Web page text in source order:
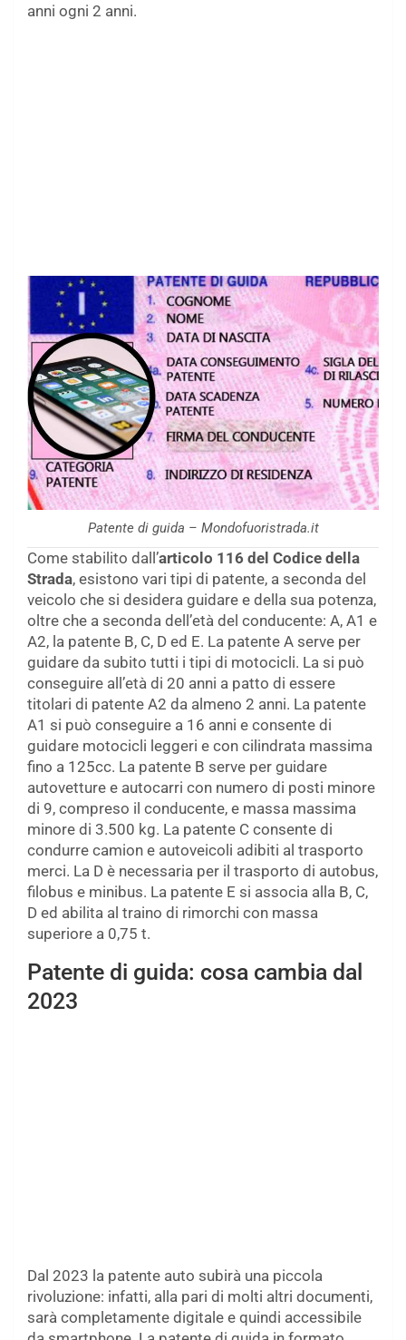
anni ogni 2 anni.
Patente di guida – Mondofuoristrada.it
Come stabilito dall’articolo 116 del Codice della
Strada, esistono vari tipi di patente, a seconda del
veicolo che si desidera guidare e della sua potenza,
oltre che a seconda dell’età del conducente: A, A1 e
A2, la patente B, C, D ed E. La patente A serve per
guidare da subito tutti i tipi di motocicli. La si può
conseguire all’età di 20 anni a patto di essere
titolari di patente A2 da almeno 2 anni. La patente
A1 si può conseguire a 16 anni e consente di
guidare motocicli leggeri e con cilindrata massima
fino a 125cc. La patente B serve per guidare
autovetture e autocarri con numero di posti minore
di 9, compreso il conducente, e massa massima
minore di 3.500 kg. La patente C consente di
condurre camion e autoveicoli adibiti al trasporto
merci. La D è necessaria per il trasporto di autobus,
filobus e minibus. La patente E si associa alla B, C,
D ed abilita al traino di rimorchi con massa
superiore a 0,75 t.
Patente di guida: cosa cambia dal
2023
Dal 2023 la patente auto subirà una piccola
rivoluzione: infatti, alla pari di molti altri documenti,
sarà completamente digitale e quindi accessibile